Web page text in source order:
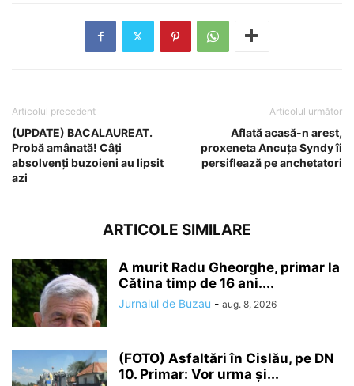
Articolul precedent
(UPDATE) BACALAUREAT.
Probă amânată! Câți
absolvenți buzoieni au lipsit
azi
Articolul următor
Aflată acasă-n arest,
proxeneta Ancuța Syndy îi
persiflează pe anchetatori
ARTICOLE SIMILARE
A murit Radu Gheorghe, primar la
Cătina timp de 16 ani....
Jurnalul de Buzau - aug. 8, 2026
(FOTO) Asfaltări în Cislău, pe DN
10. Primar: Vor urma și...